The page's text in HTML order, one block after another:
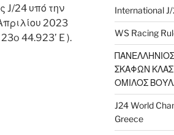
J/24 υπό την
2023
44.923’ E ).
International
WS Racing
ΣΚΑΦΩΝ
ΟΜΙΛΟΣ
J24 World
Greece